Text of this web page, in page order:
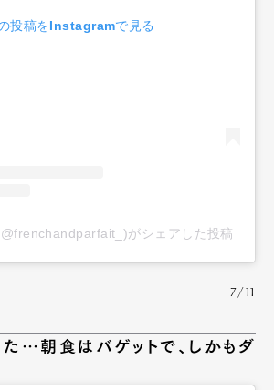
投稿をInstagramで見る
がシェアした投稿
7/11
…朝食はバゲットで、しかもダ